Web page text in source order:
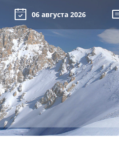
06 августа 2026